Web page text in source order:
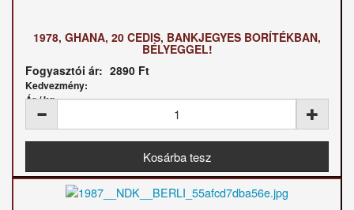
1978, GHANA, 20 CEDIS, BANKJEGYES BORÍTÉKBAN,
BÉLYEGGEL!
Fogyasztói ár: 2890 Ft
Kedvezmény:
Ár / kg: